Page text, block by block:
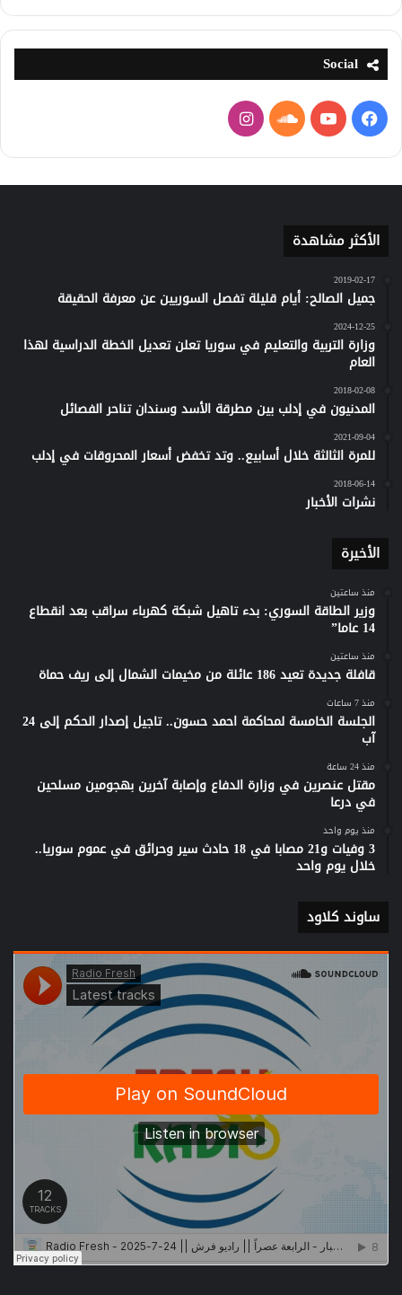
Social
فيسبوكيوتيوبساوند
كلاود
انستقرام
الأكثر مشاهدة
2019-02-17
جميل الصالح: أيام قليلة تفصل السوريين عن معرفة الحقيقة
2024-12-25
وزارة التربية والتعليم في سوريا تعلن تعديل الخطة الدراسية لهذا
العام
2018-02-08
المدنيون في إدلب بين مطرقة الأسد وسندان تناحر الفصائل
2021-09-04
للمرة الثالثة خلال أسابيع.. وتد تخفض أسعار المحروقات في إدلب
2018-06-14
نشرات الأخبار
الأخيرة
منذ ساعتين
وزير الطاقة السوري: بدء تاهيل شبكة كهرباء سراقب بعد انقطاع
14 عاما”
منذ ساعتين
قافلة جديدة تعيد 186 عائلة من مخيمات الشمال إلى ريف حماة
منذ 7 ساعات
الجلسة الخامسة لمحاكمة احمد حسون.. تاجيل إصدار الحكم إلى 24
آب
منذ 24 ساعة
مقتل عنصرين في وزارة الدفاع وإصابة آخرين بهجومين مسلحين
في درعا
منذ يوم واحد
3 وفيات و21 مصابا في 18 حادث سير وحرائق في عموم سوريا..
خلال يوم واحد
ساوند كلاود